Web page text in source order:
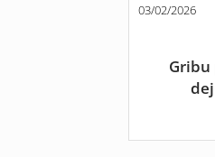
03/02/2026
Gribu